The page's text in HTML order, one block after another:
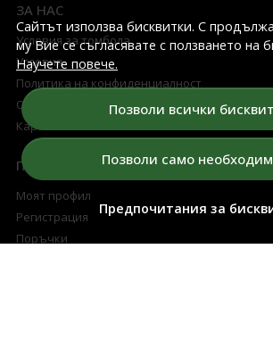
Сайтът използва бисквитки. С
му Вие се съгласявате с ползването на
Научете повече.
Позволи всички
Позволи само
Предпочитания за
ЗА НАС
Условия за томбола
Условия
Политика на конфиденциалност
Относно бисквитките
Карта на сайта
ПРОФИЛ НА КЛИЕНТА
Моят профил
Регистрация
Поръчки